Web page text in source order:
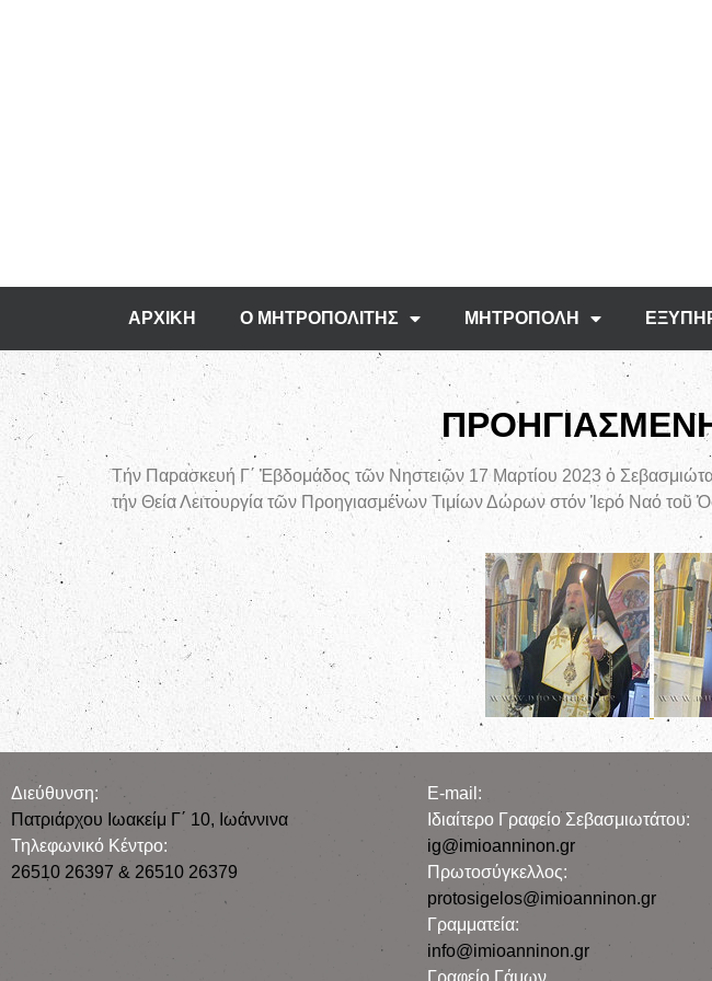
ΑΡΧΙΚΗ Ο ΜΗΤΡΟΠΟΛΙΤΗΣ ΜΗΤΡΟΠΟΛΗ
Τήν Παρασκευή Γ΄ Ἑβδομάδος τῶν Νηστειῶν 17 Μαρτίου 2023 ὁ
τήν Θεία Λειτουργία τῶν Προηγιασμένων Τιμίων Δώρων στόν Ἱερό Ναό τοῦ
Διεύθυνση:
Πατριάρχου Ιωακείμ Γ΄ 10, Iωάννινα
Τηλεφωνικό Κέντρο:
26510 26397 & 26510 26379
E-mail:
Iδιαίτερο Γραφείο Σεβασμιωτάτου:
ig@imioanninon.gr
Πρωτοσύγκελλος:
protosigelos@imioanninon.gr
Γραμματεία:
info@imioanninon.gr
Γραφείο Γάμων